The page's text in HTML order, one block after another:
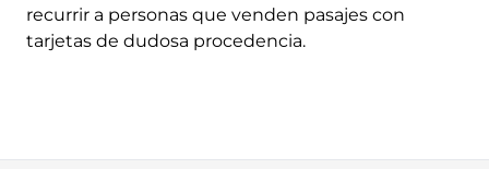
recurrir a personas que venden pasajes con
tarjetas de dudosa procedencia.